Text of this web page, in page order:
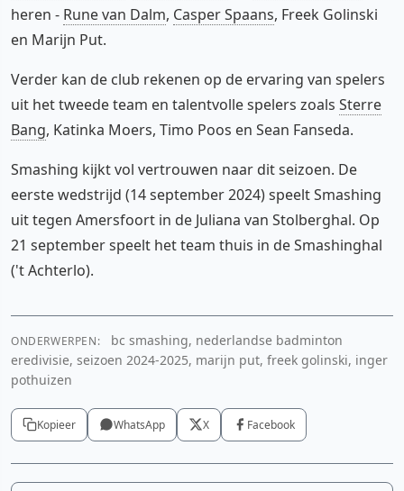
heren - Rune van Dalm, Casper Spaans, Freek Golinski
en Marijn Put.
Verder kan de club rekenen op de ervaring van spelers
uit het tweede team en talentvolle spelers zoals Sterre
Bang, Katinka Moers, Timo Poos en Sean Fanseda.
Smashing kijkt vol vertrouwen naar dit seizoen. De
eerste wedstrijd (14 september 2024) speelt Smashing
uit tegen Amersfoort in de Juliana van Stolberghal. Op
21 september speelt het team thuis in de Smashinghal
('t Achterlo).
ONDERWERPEN:
bc smashing, nederlandse badminton
eredivisie, seizoen 2024-2025, marijn put, freek golinski, inger
pothuizen
Kopieer WhatsApp X Facebook